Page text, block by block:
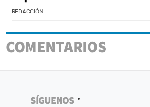
REDACCIÓN
COMENTARIOS
SÍGUENOS